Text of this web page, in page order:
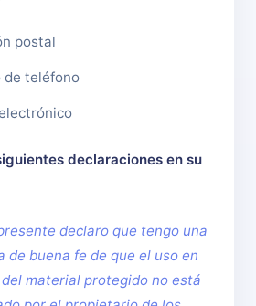
postal
de teléfono
declaraciones en su
declaro que tengo una
de buena fe de que el uso en
material protegido no está